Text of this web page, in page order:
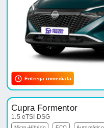
Entrega inmediata
Cupra Formentor
1.5 eTSI DSG